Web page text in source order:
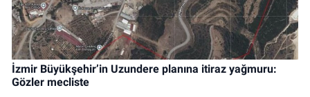
İzmir Büyükşehir’in Uzundere planına itiraz yağmuru:
Gözler mecliste